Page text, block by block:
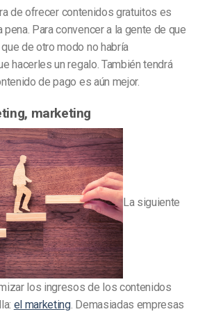
de ofrecer contenidos gratuitos es
Para convencer a la gente de que
de otro modo no habría
hacerles un regalo. También tendrá
de pago es aún mejor.
marketing
La siguiente
los ingresos de los contenidos
el marketing. Demasiadas empresas